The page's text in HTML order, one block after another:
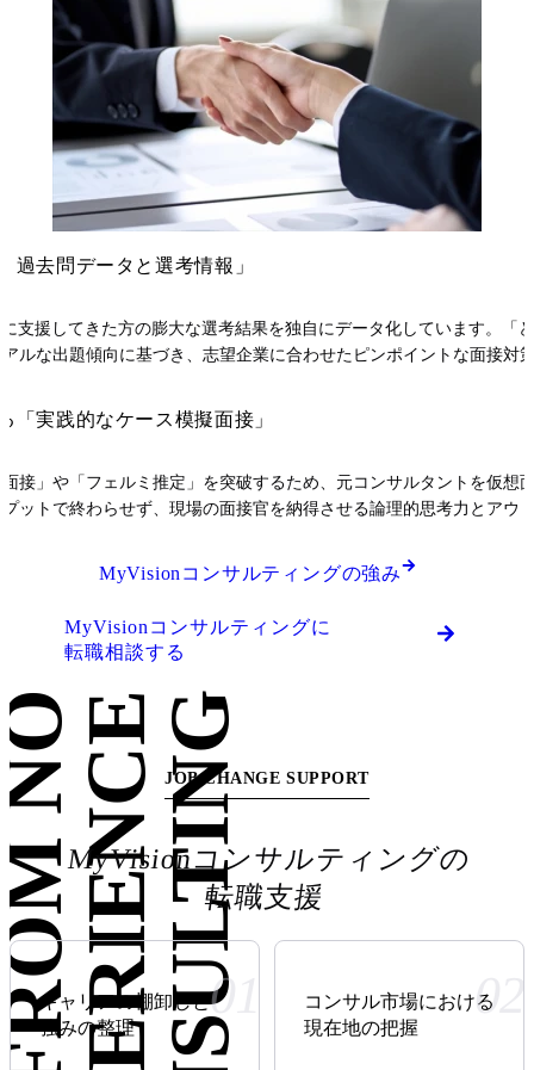
過去問データと選考情報」
支援してきた方の膨大な選考結果を独自にデータ化しています。「
ルな出題傾向に基づき、志望企業に合わせたピンポイントな面接対
「実践的なケース模擬面接」
接」や「フェルミ推定」を突破するため、元コンサルタントを仮想
ットで終わらせず、現場の面接官を納得させる論理的思考力とアウ
MyVisionコンサルティングの強み
MyVisionコンサルティングに
転職相談する
JOB CHANGE SUPPORT
MyVisionコンサルティングの
転職支援
01
キャリアの棚卸しと
強みの整理
02
コンサル市場における
現在地の把握